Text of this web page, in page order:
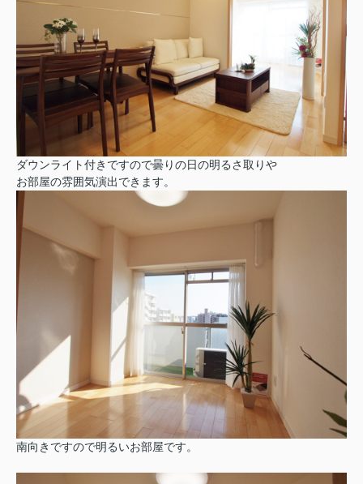
ダウンライト付きですので曇りの日の明るさ取りや
お部屋の雰囲気演出できます。
南向きですので明るいお部屋です。